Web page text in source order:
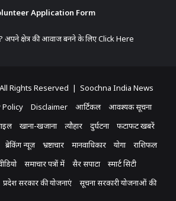
Application Form
अपने क्षेत्र की आवाज बनने के लिएClick Here
Rights Reserved | Soochna India News
Policy Disclaimer आर्टिकल
आवश्यक सूचना
खाना-खजाना त्यौहार दुर्घटना
फटाफट खबरें
ब्रेकिंग न्यूज़ भ्रष्टाचार मानवाधिकार योगा
राशिफल
समाचार पत्रों में सैर सपाटा
स्मार्ट सिटी
प्रदेश सरकार की योजनाएं सूचना सरकारी योजनाओं की